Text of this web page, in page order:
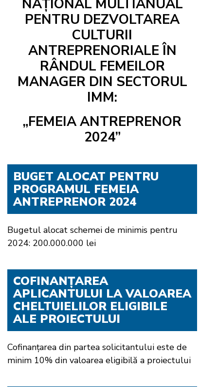
NAȚIONAL MULTIANUAL
PENTRU DEZVOLTAREA
CULTURII
ANTREPRENORIALE ÎN
RÂNDUL FEMEILOR
MANAGER DIN SECTORUL
IMM:
„FEMEIA ANTREPRENOR
2024”
BUGET ALOCAT PENTRU
PROGRAMUL FEMEIA
ANTREPRENOR 2024
Bugetul alocat schemei de minimis pentru
2024: 200.000.000 lei
COFINANȚAREA
APLICANTULUI LA VALOAREA
CHELTUIELILOR ELIGIBILE
ALE PROIECTULUI
Cofinanțarea din partea solicitantului este de
minim 10% din valoarea eligibilă a proiectului